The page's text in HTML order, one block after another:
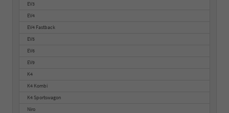
EV3
EV4
EV4 Fastback
EV5
EV6
EV9
K4
K4 Kombi
K4 Sportswagon
Niro